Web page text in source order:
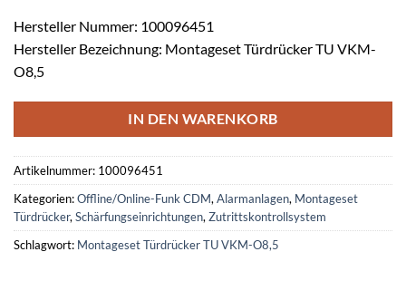
Hersteller Nummer: 100096451
Hersteller Bezeichnung: Montageset Türdrücker TU VKM-
O8,5
IN DEN WARENKORB
Artikelnummer: 100096451
Kategorien:Offline/Online-Funk CDM, Alarmanlagen, Montageset
Türdrücker, Schärfungseinrichtungen, Zutrittskontrollsystem
Schlagwort: Montageset Türdrücker TU VKM-O8,5